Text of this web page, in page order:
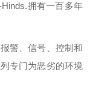
拥有一百多年
警、信号、控制和
专门为恶劣的环境